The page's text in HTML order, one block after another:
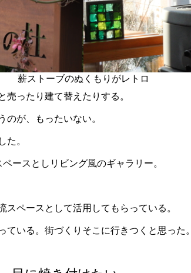
薪ストーブのぬくもりがレトロ
ったり建て替えたりする。
のが、もったいない。
た。
ースとしリビング風のギャラリー。
スペースとして活用してもらっている。
ている。街づくりそこに行きつくと思った。